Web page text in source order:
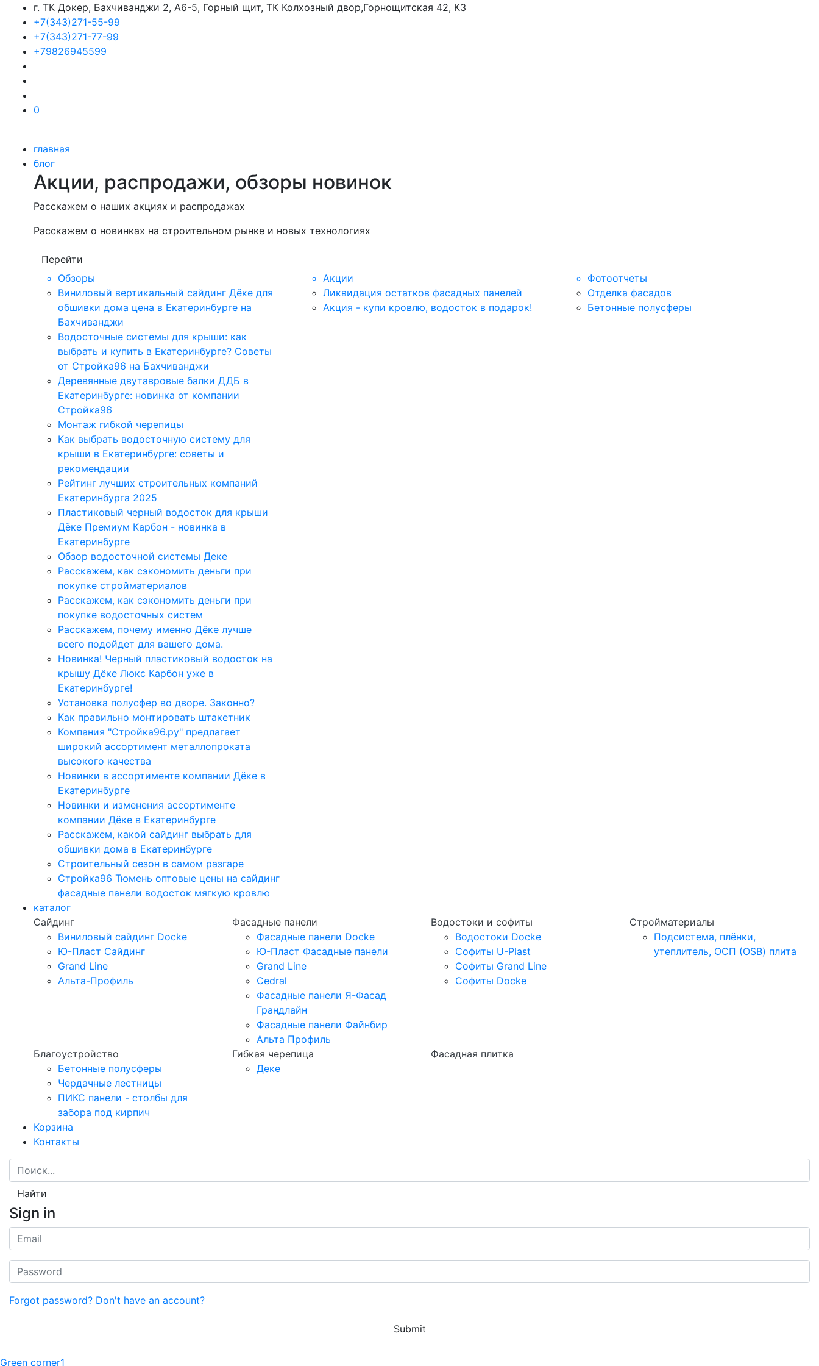
г. ТК Докер, Бахчиванджи 2, А6-5, Горный щит, ТК Колхозный двор,Горнощитская 42, К3
+7(343)271-55-99
+7(343)271-77-99
+79826945599
0
главная
блог
Акции, распродажи, обзоры новинок
Расскажем о наших акциях и распродажах
Расскажем о новинках на строительном рынке и новых технологиях
Перейти
Обзоры
Виниловый вертикальный сайдинг Дёке для
обшивки дома цена в Екатеринбурге на
Бахчиванджи
Водосточные системы для крыши: как
выбрать и купить в Екатеринбурге? Советы
от Стройка96 на Бахчиванджи
Деревянные двутавровые балки ДДБ в
Екатеринбурге: новинка от компании
Стройка96
Монтаж гибкой черепицы
Как выбрать водосточную систему для
крыши в Екатеринбурге: советы и
рекомендации
Рейтинг лучших строительных компаний
Екатеринбурга 2025
Пластиковый черный водосток для крыши
Дёке Премиум Карбон - новинка в
Екатеринбурге
Обзор водосточной системы Деке
Расскажем, как сэкономить деньги при
покупке стройматериалов
Расскажем, как сэкономить деньги при
покупке водосточных систем
Расскажем, почему именно Дёке лучше
всего подойдет для вашего дома.
Новинка! Черный пластиковый водосток на
крышу Дёке Люкс Карбон уже в
Екатеринбурге!
Установка полусфер во дворе. Законно?
Как правильно монтировать штакетник
Компания "Стройка96.ру" предлагает
широкий ассортимент металлопроката
высокого качества
Новинки в ассортименте компании Дёке в
Екатеринбурге
Новинки и изменения ассортименте
компании Дёке в Екатеринбурге
Расскажем, какой сайдинг выбрать для
обшивки дома в Екатеринбурге
Строительный сезон в самом разгаре
Стройка96 Тюмень оптовые цены на сайдинг
фасадные панели водосток мягкую кровлю
Акции
Ликвидация остатков фасадных панелей
Акция - купи кровлю, водосток в подарок!
Фотоотчеты
Отделка фасадов
Бетонные полусферы
каталог
Сайдинг
Виниловый сайдинг Docke
Ю-Пласт Сайдинг
Grand Line
Альта-Профиль
Фасадные панели
Фасадные панели Docke
Ю-Пласт Фасадные панели
Grand Line
Cedral
Фасадные панели Я-Фасад
Грандлайн
Фасадные панели Файнбир
Альта Профиль
Водостоки и софиты
Водостоки Docke
Софиты U-Plast
Софиты Grand Line
Софиты Docke
Стройматериалы
Подсистема, плёнки,
утеплитель, ОСП (OSB) плита
Благоустройство
Бетонные полусферы
Чердачные лестницы
ПИКС панели - столбы для
забора под кирпич
Гибкая черепица
Деке
Фасадная плитка
Корзина
Контакты
Найти
Sign in
Forgot password? Don't have an account?
Submit
Green corner1